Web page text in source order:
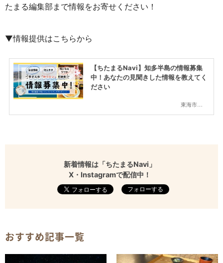
たまる編集部まで情報をお寄せください！
▼情報提供はこちらから
東海市,大府市,知多市,東浦町,阿久比町,半田市,常滑市,武豊町,美浜町,南知多町
【ちたまるNavi】知多半島の情報募集
中！あなたの見聞きした情報を教えてく
ださい
新着情報は「ちたまるNavi」
X・Instagramで配信中！
フォローする
おすすめ記事一覧